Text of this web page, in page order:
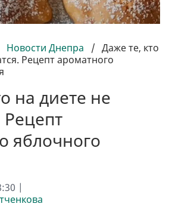
Новости Днепра / Даже те, кто
Рецепт ароматного
на диете не
Рецепт
яблочного
|